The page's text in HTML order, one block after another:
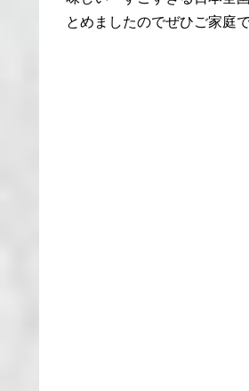
とめましたのでぜひご家庭